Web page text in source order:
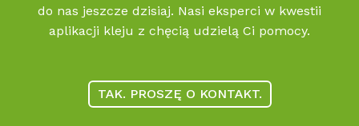
do nas jeszcze dzisiaj. Nasi eksperci w kwestii
aplikacji kleju z chęcią udzielą Ci pomocy.
TAK. PROSZĘ O KONTAKT.